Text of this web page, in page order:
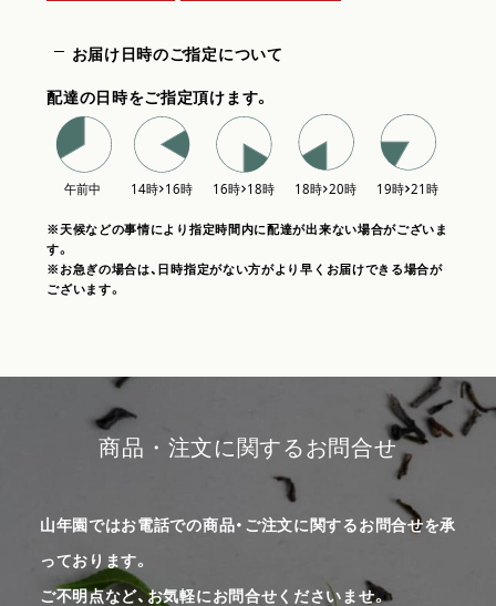
お届け日時のご指定について
配達の日時をご指定頂けます。
※天候などの事情により指定時間内に配達が出来ない場合がございま
す。
※お急ぎの場合は、日時指定がない方がより早くお届けできる場合が
ございます。
商品・注文に関するお問合せ
山年園ではお電話での商品・ご注文に関するお問合せを承
っております。
ご不明点など、お気軽にお問合せくださいませ。